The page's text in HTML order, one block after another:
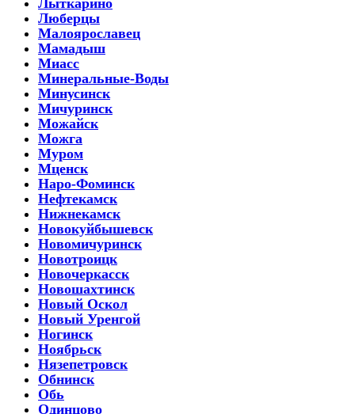
Люберцы
Малоярославец
Мамадыш
Миасс
Минеральные-Воды
Минусинск
Мичуринск
Можайск
Можга
Муром
Мценск
Наро-Фоминск
Нефтекамск
Нижнекамск
Новокуйбышевск
Новомичуринск
Новотроицк
Новочеркасск
Новошахтинск
Новый Оскол
Новый Уренгой
Ногинск
Ноябрьск
Нязепетровск
Обнинск
Обь
Одинцово